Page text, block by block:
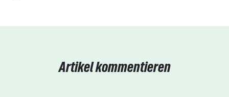
Artikel kommentieren